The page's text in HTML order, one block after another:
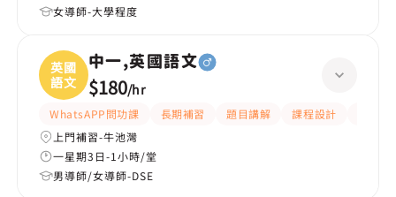
女導師-大學程度
英國
語文
中一,英國語文
$180/hr
WhatsAPP問功課 長期補習 題目講解 課程設計
上門補習-牛池灣
一星期3日-1小時/堂
男導師/女導師-DSE